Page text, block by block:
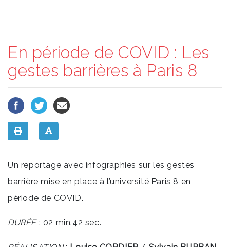
En période de COVID : Les
gestes barrières à Paris 8
Un reportage avec infographies sur les gestes
barrière mise en place à l’université Paris 8 en
période de COVID.
DURÉE: 02 min.42 sec.